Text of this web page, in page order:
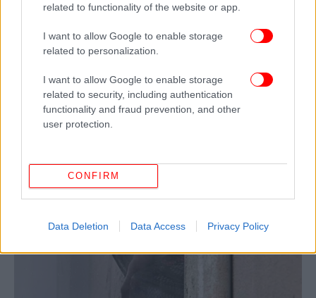
related to functionality of the website or app.
I want to allow Google to enable storage
related to personalization.
I want to allow Google to enable storage
related to security, including authentication
functionality and fraud prevention, and other
user protection.
CONFIRM
Data Deletion Data Access Privacy Policy